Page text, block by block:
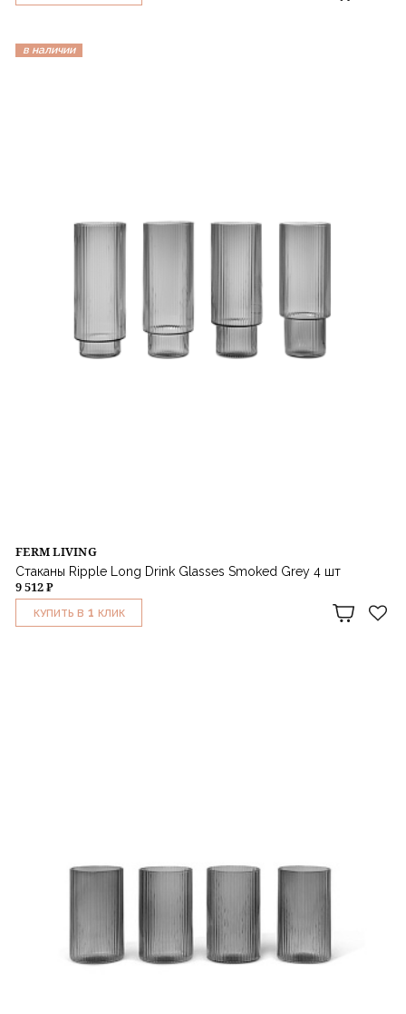
в наличии
FERM LIVING
Стаканы Ripple Long Drink Glasses Smoked Grey 4 шт
9 512 ₽
КУПИТЬ В 1 КЛИК